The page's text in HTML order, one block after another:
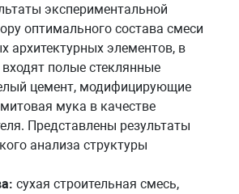
экспериментальной
оптимального состава смеси
архитектурных элементов, в
полые стеклянные
цемент, модифицирующие
мука в качестве
Представлены результаты
анализа структуры
сухая строительная смесь,